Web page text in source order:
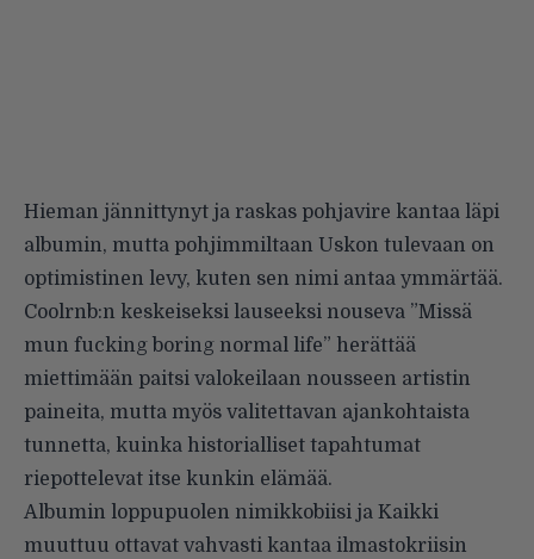
Hieman jännittynyt ja raskas pohjavire kantaa läpi
albumin, mutta pohjimmiltaan Uskon tulevaan on
optimistinen levy, kuten sen nimi antaa ymmärtää.
Coolrnb:n keskeiseksi lauseeksi nouseva ”Missä
mun fucking boring normal life” herättää
miettimään paitsi valokeilaan nousseen artistin
paineita, mutta myös valitettavan ajankohtaista
tunnetta, kuinka historialliset tapahtumat
riepottelevat itse kunkin elämää.
Albumin loppupuolen nimikkobiisi ja Kaikki
muuttuu ottavat vahvasti kantaa ilmastokriisin